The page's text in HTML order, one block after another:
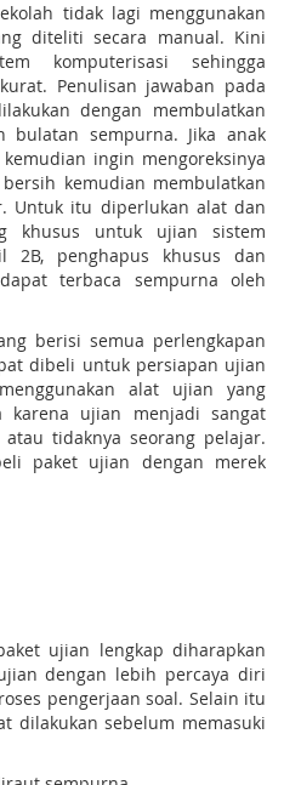
tidak lagi menggunakan
diteliti secara manual. Kini
komputerisasi sehingga
Penulisan jawaban pada
dengan membulatkan
bulatan sempurna. Jika anak
ingin mengoreksinya
kemudian membulatkan
Untuk itu diperlukan alat dan
khusus untuk ujian sistem
2B, penghapus khusus dan
terbaca sempurna oleh
berisi semua perlengkapan
dibeli untuk persiapan ujian
alat ujian yang
karena ujian menjadi sangat
tidaknya seorang pelajar.
paket ujian dengan merek
ujian lengkap diharapkan
dengan lebih percaya diri
pengerjaan soal. Selain itu
dilakukan sebelum memasuki